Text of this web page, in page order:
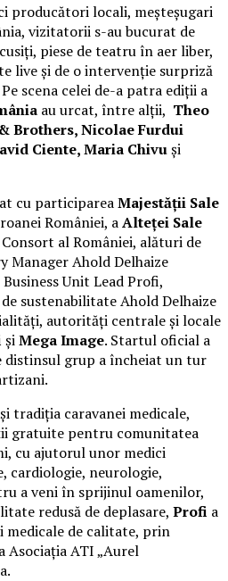
producători locali, meșteșugari
vizitatorii s-au bucurat de
piese de teatru în aer liber,
live și de o intervenție surpriză
Pe scena celei de-a patra ediții a
au urcat, între alții, Theo
Brothers, Nicolae Furdui
Ciente, Maria Chivuși
cu participareaMajestății Sale
României, aAlteței Sale
al României, alături de
Manager Ahold Delhaize
Business Unit Lead Profi,
sustenabilitate Ahold Delhaize
autorități centrale și locale
șiMega Image. Startul oficial a
distinsul grup a încheiat un tur
tradiția caravanei medicale,
gratuite pentru comunitatea
cu ajutorul unor medici
cardiologie, neurologie,
a veni în sprijinul oamenilor,
redusă de deplasare, Profi a
medicale de calitate, prin
Asociația ATI „Aurel